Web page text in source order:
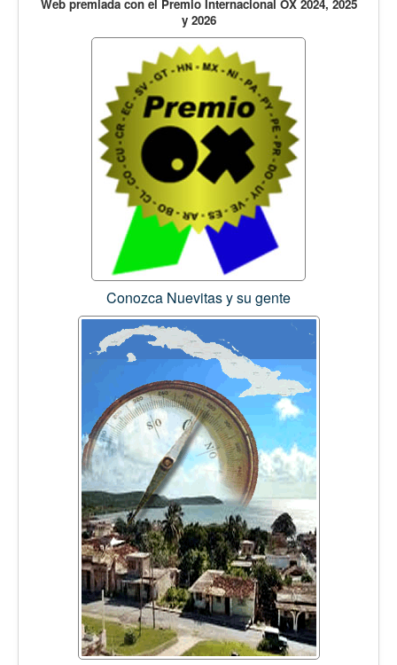
Web premiada con el Premio Internacional OX 2024, 2025
y 2026
Conozca Nuevitas y su gente